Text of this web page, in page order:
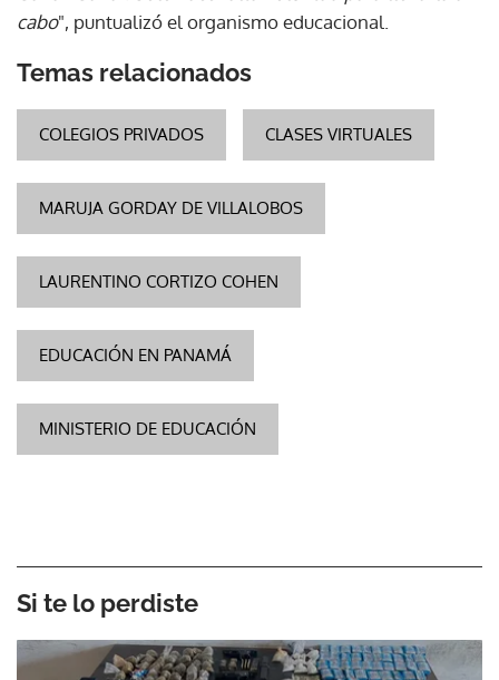
cabo", puntualizó el organismo educacional.
Temas relacionados
COLEGIOS PRIVADOS CLASES VIRTUALES
MARUJA GORDAY DE VILLALOBOS
LAURENTINO CORTIZO COHEN
EDUCACIÓN EN PANAMÁ
MINISTERIO DE EDUCACIÓN
Si te lo perdiste